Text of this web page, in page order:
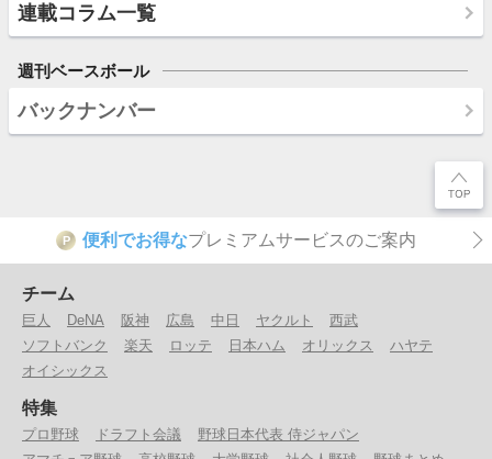
連載コラム一覧
週刊ベースボール
バックナンバー
P 便利でお得なプレミアムサービスのご案内
チーム
巨人 DeNA 阪神 広島 中日 ヤクルト
西武
ソフトバンク
楽天 ロッテ 日本ハム オリックス
ハヤテ
オイシックス
特集
プロ野球 ドラフト会議
野球日本代表 侍ジャパン